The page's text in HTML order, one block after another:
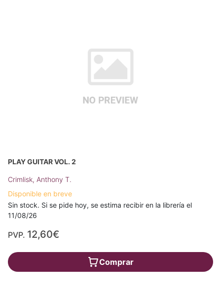
PLAY GUITAR VOL. 2
Crimlisk, Anthony T.
Disponible en breve
Sin stock. Si se pide hoy, se estima recibir en la librería el
11/08/26
PVP. 12,60€
Comprar